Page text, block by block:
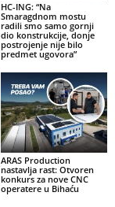
HC-ING: “Na
Smaragdnom mostu
radili smo samo gornji
dio konstrukcije, donje
postrojenje nije bilo
predmet ugovora”
ARAS Production
nastavlja rast: Otvoren
konkurs za nove CNC
operatere u Bihaću